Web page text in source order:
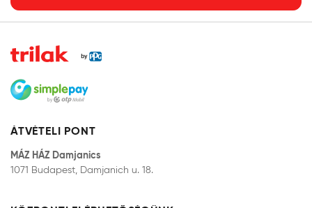
ÁTVÉTELI PONT
MÁZ HÁZ Damjanics
1071 Budapest, Damjanich u. 18.